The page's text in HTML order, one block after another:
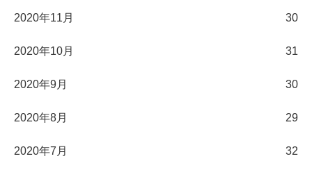
2020年11月 30
2020年10月 31
2020年9月 30
2020年8月 29
2020年7月 32